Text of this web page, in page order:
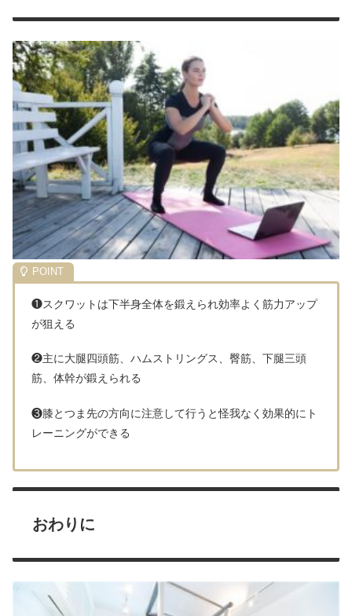
❶スクワットは下半身全体を鍛えられ効率よく筋力アップ
が狙える
❷主に大腿四頭筋、ハムストリングス、臀筋、下腿三頭
筋、体幹が鍛えられる
❸膝とつま先の方向に注意して行うと怪我なく効果的にト
レーニングができる
おわりに